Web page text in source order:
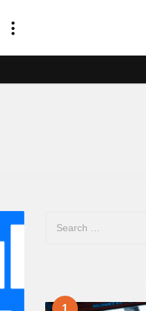
1